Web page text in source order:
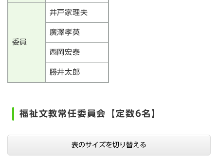
委員
井戸家理夫
廣澤孝英
西岡宏泰
勝井太郎
福祉文教常任委員会【定数6名】
表のサイズを切り替える